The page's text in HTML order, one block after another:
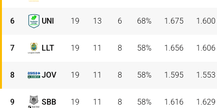
6 UNI 19 13 6 68% 1.675 1.600
7 LLT 19 11 8 58% 1.656 1.606
8 JOV 19 11 8 58% 1.595 1.553
9 SBB 19 11 8 58% 1.616 1.629